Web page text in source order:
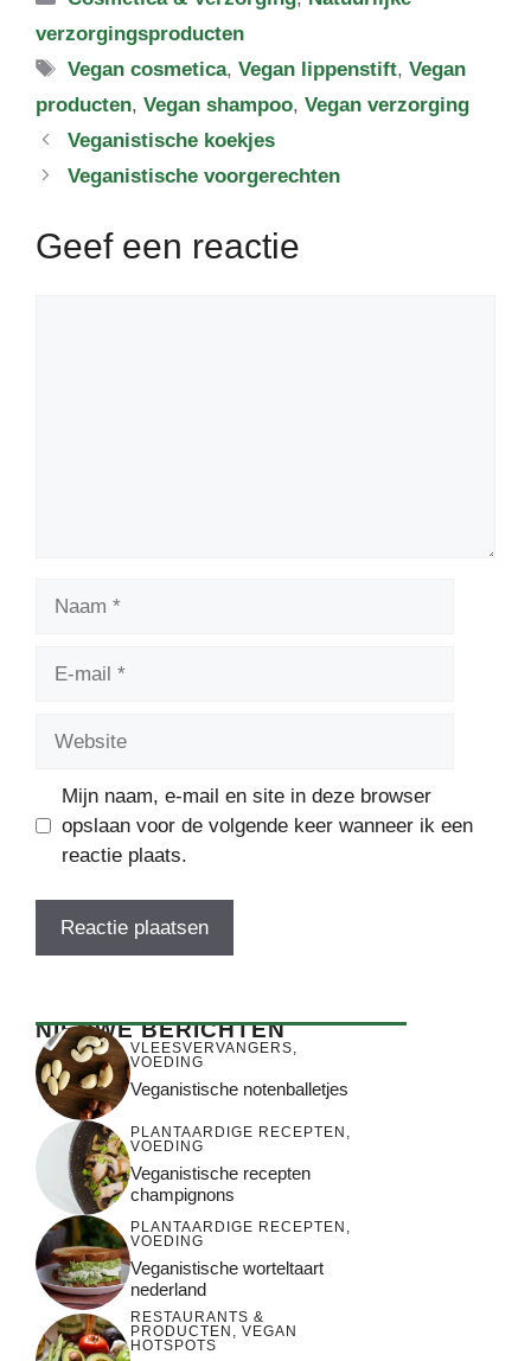
verzorgingsproducten
Tags
Vegan cosmetica,Vegan lippenstift,Vegan
producten, Vegan shampoo, Vegan verzorging
Veganistische koekjes
Veganistische voorgerechten
Geef een reactie
Mijn naam, e-mail en site in deze browser
opslaan voor de volgende keer wanneer ik een
reactie plaats.
NIEUWE BERICHTEN
VLEESVERVANGERS,
VOEDING
Veganistische notenballetjes
PLANTAARDIGE RECEPTEN ,
VOEDING
Veganistische recepten
champignons
PLANTAARDIGE RECEPTEN ,
VOEDING
Veganistische worteltaart
nederland
RESTAURANTS &
PRODUCTEN , VEGAN
HOTSPOTS